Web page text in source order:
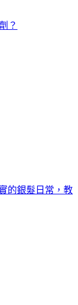
？
的銀髮日常，教